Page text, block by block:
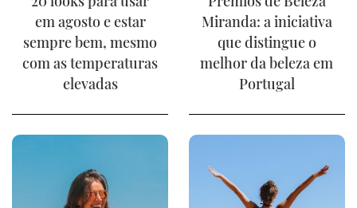
em agosto e estar
sempre bem, mesmo
com as temperaturas
elevadas
Miranda: a iniciativa
que distingue o
melhor da beleza em
Portugal